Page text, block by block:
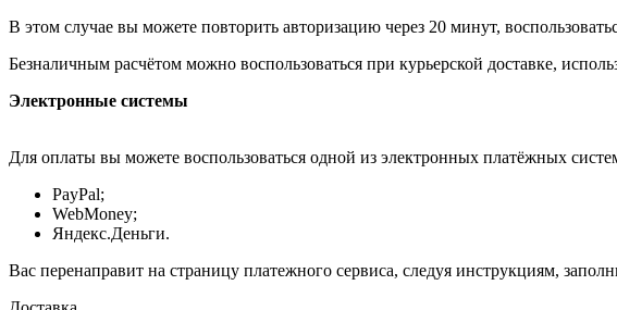
В этом случае вы можете повторить авторизацию через 20 минут,
Безналичным расчётом можно воспользоваться при курьерской доставке,
Электронные системы
Для оплаты вы можете воспользоваться одной из электронных платёжных
PayPal;
WebMoney;
Яндекс.Деньги.
Вас перенаправит на страницу платежного сервиса, следуя инструкциям,